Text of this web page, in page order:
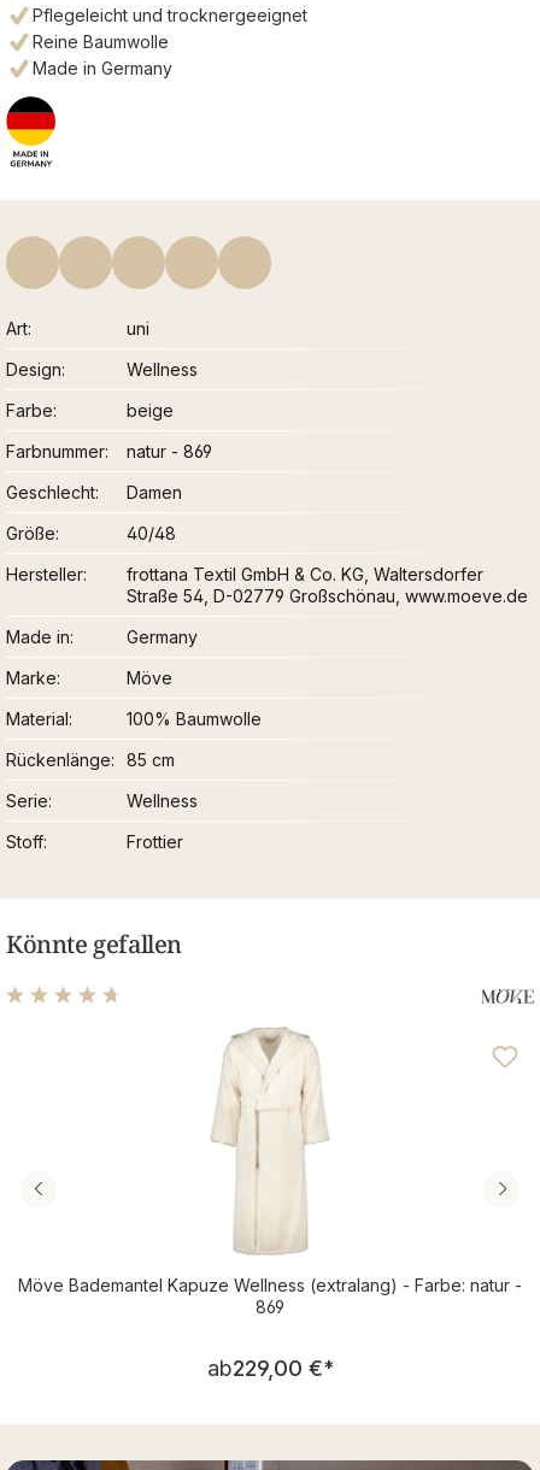
Pflegeleicht und trocknergeeignet
Reine Baumwolle
Made in Germany
Art
uni
Design
Wellness
Farbe
beige
Farbnummer
natur - 869
Geschlecht
Damen
Größe
40/48
Hersteller
frottana Textil GmbH & Co. KG, Waltersdorfer
Straße 54, D-02779 Großschönau, www.moeve.de
Made in
Germany
Marke
Möve
Material
100% Baumwolle
Rückenlänge
85 cm
Serie
Wellness
Stoff
Frottier
Könnte gefallen
Durchschnittliche Bewertung von 4.72 von 5 Sternen
Möve Bademantel Kapuze Wellness (extralang) - Farbe: natur -
869
Regulärer Preis:
ab229,00 €*